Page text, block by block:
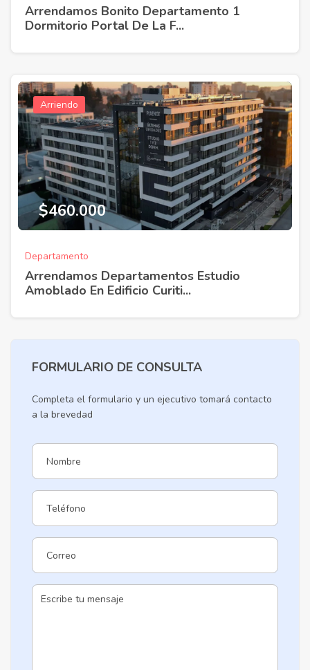
Arrendamos Bonito Departamento 1
Dormitorio Portal De La F...
Arriendo
$460.000
Departamento
Arrendamos Departamentos Estudio
Amoblado En Edificio Curiti...
FORMULARIO DE CONSULTA
Completa el formulario y un ejecutivo tomará contacto
a la brevedad